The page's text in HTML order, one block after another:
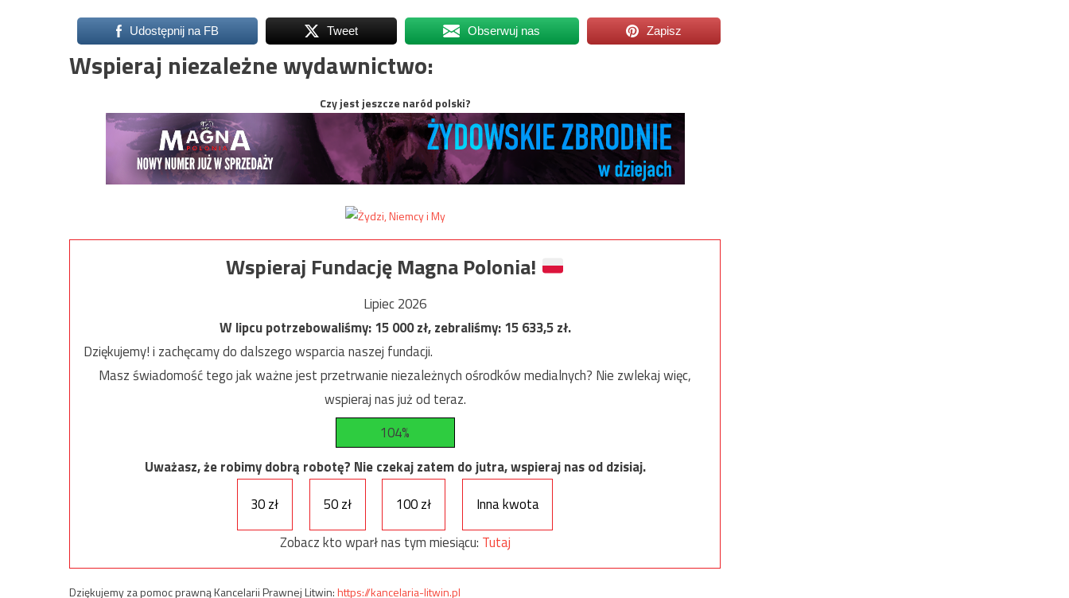
Udostępnij na FB Tweet Obserwuj nas Zapisz
Wspieraj niezależne wydawnictwo:
Czy jest jeszcze naród polski?
Wspieraj Fundację Magna Polonia!
Lipiec 2026
W lipcu potrzebowaliśmy:15 000zł, zebraliśmy:15 633,5zł.
Dziękujemy! i zachęcamy do dalszego wsparcia naszej fundacji.
Masz świadomość tego jak ważne jest przetrwanie niezależnych ośrodków medialnych? Nie zwlekaj więc,
wspieraj nas już od teraz.
104%
Uważasz, że robimy dobrą robotę? Nie czekaj zatem do jutra, wspieraj nas od dzisiaj.
30 zł
50 zł 100 zł
Inna kwota
Zobacz kto wparł nas tym miesiącu: Tutaj
Dziękujemy za pomoc prawną Kancelarii Prawnej Litwin:https://kancelaria-litwin.pl